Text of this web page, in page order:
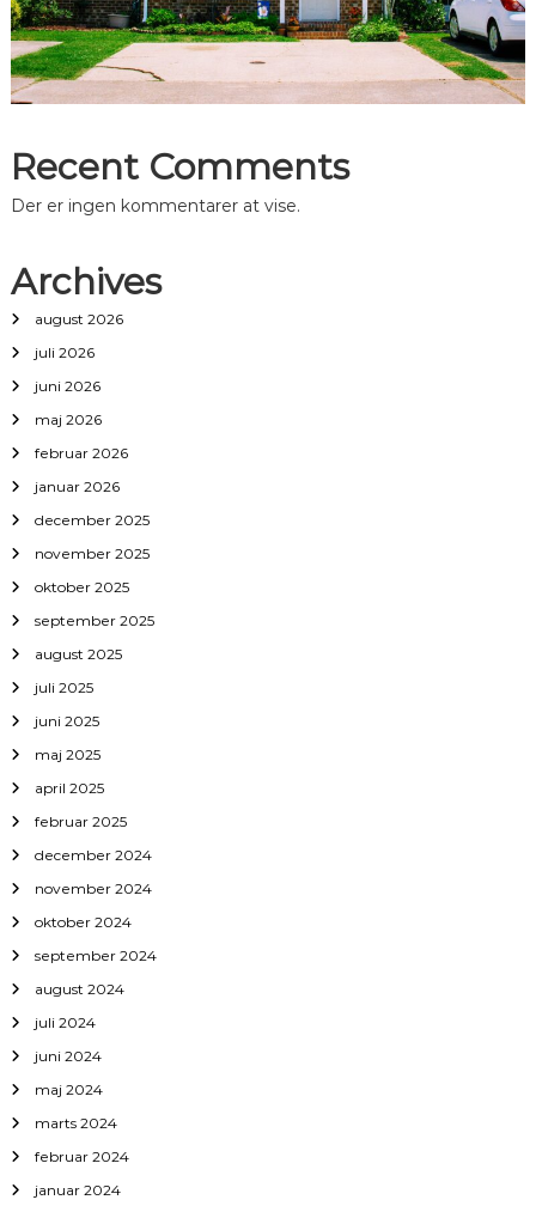
Recent Comments
Der er ingen kommentarer at vise.
Archives
august 2026
juli 2026
juni 2026
maj 2026
februar 2026
januar 2026
december 2025
november 2025
oktober 2025
september 2025
august 2025
juli 2025
juni 2025
maj 2025
april 2025
februar 2025
december 2024
november 2024
oktober 2024
september 2024
august 2024
juli 2024
juni 2024
maj 2024
marts 2024
februar 2024
januar 2024